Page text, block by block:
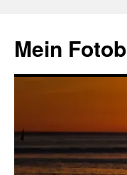
springen
Mein